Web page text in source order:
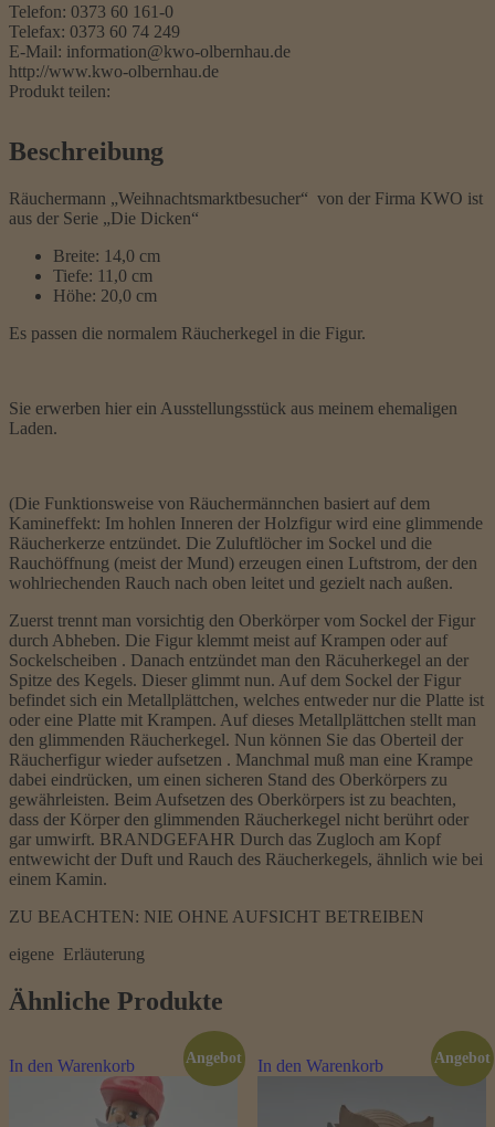
Telefon: 0373 60 161-0
Telefax: 0373 60 74 249
E-Mail: information@kwo-olbernhau.de
http://www.kwo-olbernhau.de
Produkt teilen:
Beschreibung
Räuchermann „Weihnachtsmarktbesucher“ von der Firma KWO ist
aus der Serie „Die Dicken“
Breite: 14,0 cm
Tiefe: 11,0 cm
Höhe: 20,0 cm
Es passen die normalem Räucherkegel in die Figur.
Sie erwerben hier ein Ausstellungsstück aus meinem ehemaligen
Laden.
(Die Funktionsweise von Räuchermännchen basiert auf dem
Kamineffekt: Im hohlen Inneren der Holzfigur wird eine glimmende
Räucherkerze entzündet. Die Zuluftlöcher im Sockel und die
Rauchöffnung (meist der Mund) erzeugen einen Luftstrom, der den
wohlriechenden Rauch nach oben leitet und gezielt nach außen.
Zuerst trennt man vorsichtig den Oberkörper vom Sockel der Figur
durch Abheben. Die Figur klemmt meist auf Krampen oder auf
Sockelscheiben . Danach entzündet man den Räcuherkegel an der
Spitze des Kegels. Dieser glimmt nun. Auf dem Sockel der Figur
befindet sich ein Metallplättchen, welches entweder nur die Platte ist
oder eine Platte mit Krampen. Auf dieses Metallplättchen stellt man
den glimmenden Räucherkegel. Nun können Sie das Oberteil der
Räucherfigur wieder aufsetzen . Manchmal muß man eine Krampe
dabei eindrücken, um einen sicheren Stand des Oberkörpers zu
gewährleisten. Beim Aufsetzen des Oberkörpers ist zu beachten,
dass der Körper den glimmenden Räucherkegel nicht berührt oder
gar umwirft. BRANDGEFAHR Durch das Zugloch am Kopf
entwewicht der Duft und Rauch des Räucherkegels, ähnlich wie bei
einem Kamin.
ZU BEACHTEN: NIE OHNE AUFSICHT BETREIBEN
eigene Erläuterung
Ähnliche Produkte
In den Warenkorb Angebot In den Warenkorb Angebot